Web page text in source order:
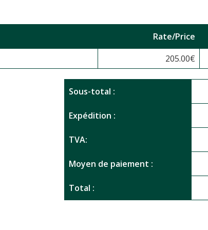
Rate/Price
205.00€
Sous-total :
Expédition :
TVA:
Moyen de paiement :
Total :